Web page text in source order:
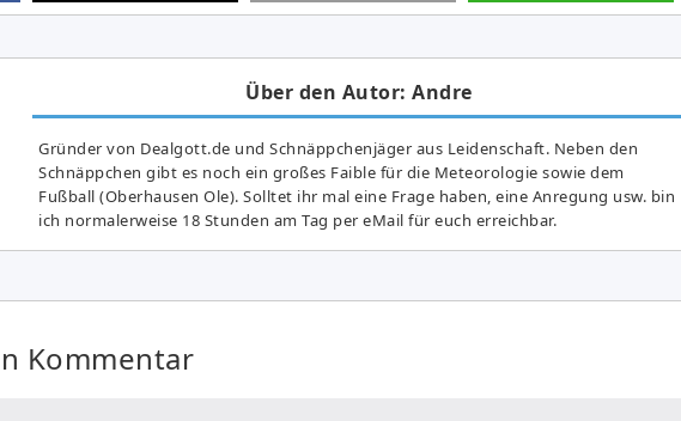
Über den Autor: Andre
Gründer von Dealgott.de und Schnäppchenjäger aus Leidenschaft. Neben den
Schnäppchen gibt es noch ein großes Fai­ble für die Meteorologie sowie dem
Fußball (Oberhausen Ole). Solltet ihr mal eine Frage haben, eine Anregung usw. bin
ich normalerweise 18 Stunden am Tag per eMail für euch erreichbar.
Kommentar